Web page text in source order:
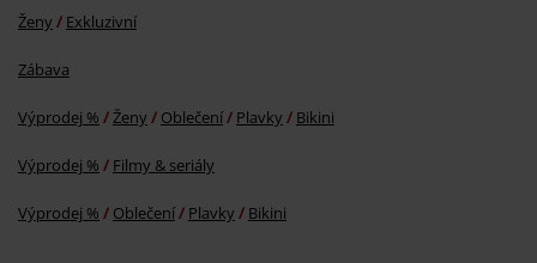
Ženy Exkluzivní
Zábava
Výprodej % Ženy Oblečení Plavky Bikini
Výprodej % Filmy & seriály
Výprodej % Oblečení Plavky Bikini